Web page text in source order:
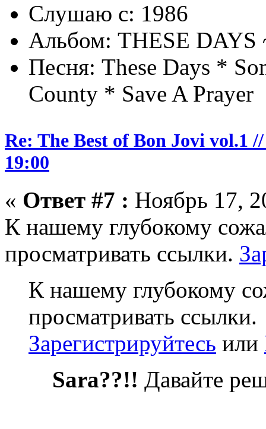
Слушаю с: 1986
Альбом: THESE DAYS
Песня: These Days *
County * Save A Prayer
Re: The Best of Bon Jovi vol.1
19:00
« Ответ #7 : Ноябрь 17,
К нашему глубокому
просматривать ссылки.
К нашему глубокому
просматривать ссылки.
Зарегистрируйтесь или
Sara??!! Давайте